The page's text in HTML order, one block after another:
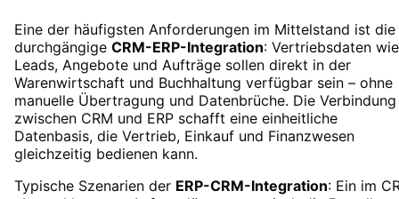
Eine der häufigsten Anforderungen im Mittelstand ist die
durchgängige CRM-ERP-Integration: Vertriebsdaten wie
Leads, Angebote und Aufträge sollen direkt in der
Warenwirtschaft und Buchhaltung verfügbar sein – ohne
manuelle Übertragung und Datenbrüche. Die Verbindung
zwischen CRM und ERP schafft eine einheitliche
Datenbasis, die Vertrieb, Einkauf und Finanzwesen
gleichzeitig bedienen kann.
Typische Szenarien der ERP-CRM-Integration: Ein im